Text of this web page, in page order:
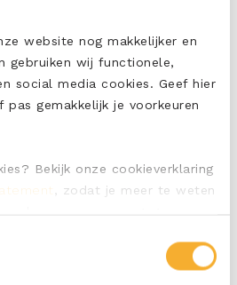
website nog makkelijker en
gebruiken wij functionele,
social media cookies. Geef hier
gemakkelijk je voorkeuren
Bekijk onze cookieverklaring
, zodat je meer te weten
en ERU Kids zorgt dat
én lekkere lunch binnen
star